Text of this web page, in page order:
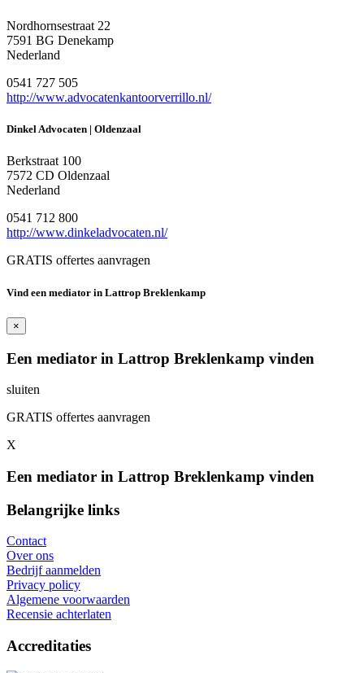
Nordhornsestraat 22
7591 BG Denekamp
Nederland
0541 727 505
http://www.advocatenkantoorverrillo.nl/
Dinkel Advocaten | Oldenzaal
Berkstraat 100
7572 CD Oldenzaal
Nederland
0541 712 800
http://www.dinkeladvocaten.nl/
GRATIS offertes aanvragen
Vind een mediator in Lattrop Breklenkamp
×
Een mediator in Lattrop Breklenkamp vinden
sluiten
GRATIS offertes aanvragen
X
Een mediator in Lattrop Breklenkamp vinden
Belangrijke links
Contact
Over ons
Bedrijf aanmelden
Privacy policy
Algemene voorwaarden
Recensie achterlaten
Accreditaties